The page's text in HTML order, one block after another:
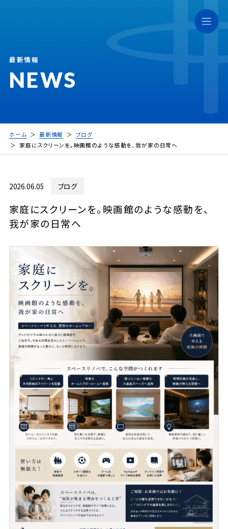
NEWS
最新情報
ホーム 最新情報
ブログ
家庭にスクリーンを。映画館のような感動を、我が家の日常へ
2026.06.05 ブログ
家庭にスクリーンを。映画館のような感動を、
我が家の日常へ